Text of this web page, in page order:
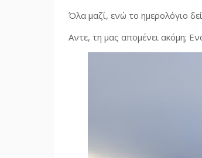
Όλα μαζί, ενώ το ημερολόγιο
Aντε, τη μας απομένει ακόμη;